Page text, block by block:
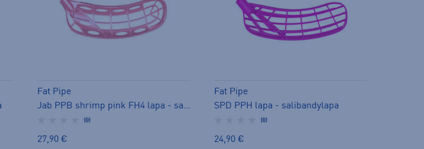
Fat Pipe
Jab PPB shrimp pink FH4 lapa - salibandylapa
(0)
27,90 €
Fat Pipe
SPD PPH lapa - salibandylapa
(0)
24,90 €